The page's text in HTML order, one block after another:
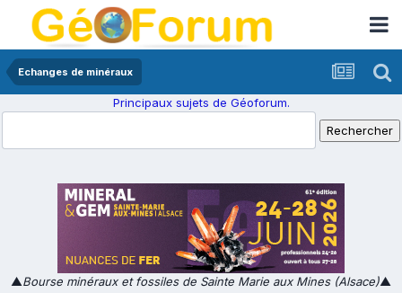
Echanges de minéraux
Principaux sujets de Géoforum.
▲Bourse minéraux et fossiles de Sainte Marie aux Mines (Alsace)▲